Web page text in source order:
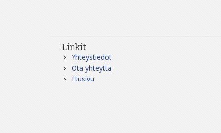
Linkit
Yhteystiedot
Ota yhteyttä
Etusivu